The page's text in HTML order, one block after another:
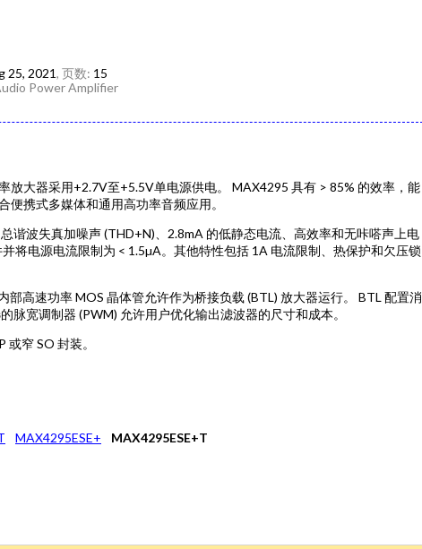
25, 2021, 页数: 15
Power Amplifier
放大器采用+2.7V至+5.5V单电源供电。 MAX4295 具有 > 85% 的效率，能
携式多媒体和通用高功率音频应用。
谐波失真加噪声 (THD+N)、2.8mA 的低静态电流、高效率和无咔嗒声上电
将电源电流限制为 < 1.5µA。其他特性包括 1A 电流限制、热保护和欠压锁
高速功率 MOS 晶体管允许作为桥接负载 (BTL) 放大器运行。 BTL 配置消
脉宽调制器 (PWM) 允许用户优化输出滤波器的尺寸和成本。
窄 SO 封装。
MAX4295ESE+ MAX4295ESE+T